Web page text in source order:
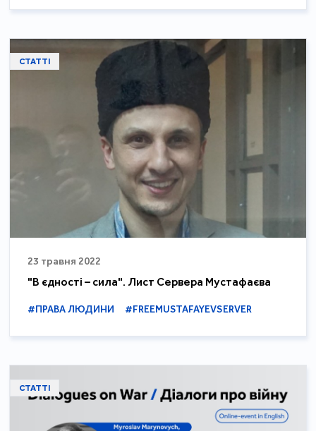
СТАТТІ
23 травня 2022
"В єдності – сила". Лист Сервера Мустафаєва
#ПРАВА ЛЮДИНИ #FREEMUSTAFAYEVSERVER
СТАТТІ